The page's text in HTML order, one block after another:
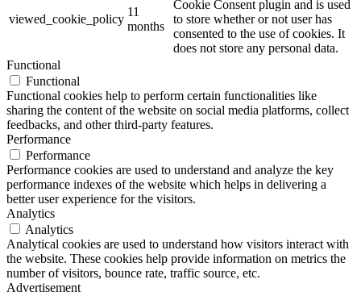
viewed_cookie_policy
11
months
Cookie Consent plugin and is used
to store whether or not user has
consented to the use of cookies. It
does not store any personal data.
Functional
Functional
Functional cookies help to perform certain functionalities like
sharing the content of the website on social media platforms, collect
feedbacks, and other third-party features.
Performance
Performance
Performance cookies are used to understand and analyze the key
performance indexes of the website which helps in delivering a
better user experience for the visitors.
Analytics
Analytics
Analytical cookies are used to understand how visitors interact with
the website. These cookies help provide information on metrics the
number of visitors, bounce rate, traffic source, etc.
Advertisement